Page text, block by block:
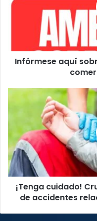
en
Infórmese aquí
¡Tenga
cuidado!
Cruz
Roja
reporta
incremento
de
accidentes
relacionados
con
electricidad
¡Tenga cuidado!
de accidentes